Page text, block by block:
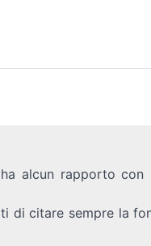
alcun rapporto
citare sempre la